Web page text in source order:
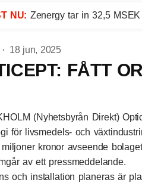
NU: Zenergy tar in 32,5
18 jun, 2025
FÅTT
(Nyhetsbyrån Direkt)
för livsmedels- och
kronor avseende
av ett pressmeddelande.
och installation planeras är